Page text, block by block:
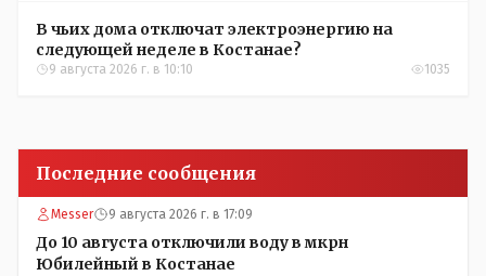
В чьих дома отключат электроэнергию на
следующей неделе в Костанае?
9 августа 2026 г. в 10:10 1035
Последние сообщения
Messer 9 августа 2026 г. в 17:09
До 10 августа отключили воду в мкрн
Юбилейный в Костанае